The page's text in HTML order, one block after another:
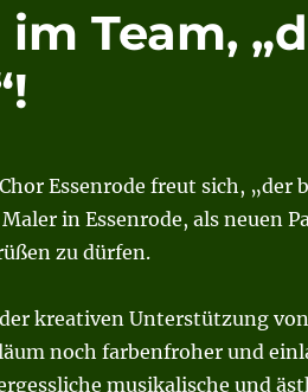
Team,
Essenrode freut sich,
in Essenrode, als neuen
zu dürfen.
kreativen Unterstützung
noch farbenfroher und
musikalische und